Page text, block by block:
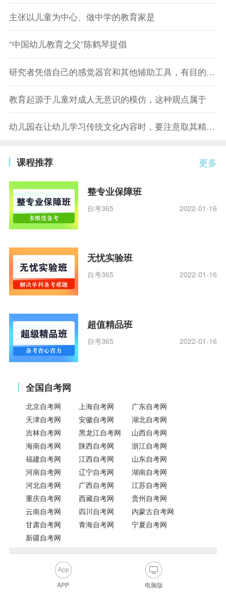
主张以儿童为中心、做中学的教育家是
“中国幼儿教育之父”陈鹤琴提倡
研究者凭借自己的感觉器官和其他辅助工具，有目的有计划地考察学生或教育现象等研究对象，这种研究方法是
教育起源于儿童对成人无意识的模仿，这种观点属于
幼儿园在让幼儿学习传统文化内容时，要注意取其精华、去其糟粕。这一做法体现了教育的哪一种文化职能
更多
课程推荐
整专业保障班
自考365 2022-01-16
无忧实验班
自考365 2022-01-16
超值精品班
自考365 2022-01-16
全国自考网
北京自考网 上海自考网
广东自考网
天津自考网
安徽自考网
湖北自考网
吉林自考网
黑龙江自考网
山西自考网
海南自考网
陕西自考网
浙江自考网
福建自考网
江西自考网
山东自考网
河南自考网
辽宁自考网
湖南自考网
河北自考网
广西自考网
江苏自考网
重庆自考网
西藏自考网
贵州自考网
云南自考网
四川自考网
内蒙古自考网
甘肃自考网
青海自考网
宁夏自考网
新疆自考网
APP 电脑版